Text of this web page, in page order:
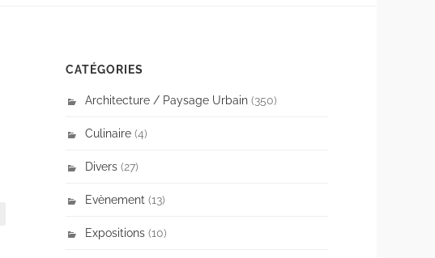
CATÉGORIES
Architecture / Paysage Urbain (350)
Culinaire (4)
Divers (27)
Evènement (13)
Expositions (10)